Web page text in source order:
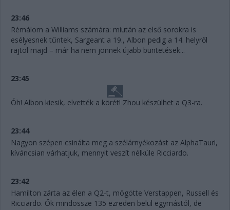
23:46
Rémálom a Williams számára: miután az első sorokra is
esélyesnek tűntek, Sargeant a 19., Albon pedig a 14. helyről
rajtol majd – már ha nem jönnek újabb büntetések...
23:45
Óh! Albon kiesik, elvették a körét! Zhou készülhet a Q3-ra.
23:44
Nagyon szépen csinálta meg a szélárnyékozást az AlphaTauri,
kíváncsian várhatjuk, mennyit veszít nélküle Ricciardo.
23:42
Hamilton zárta az élen a Q2-t, mögötte Verstappen, Russell és
Ricciardo. Ők mindössze 135 ezreden belül egymástól, de